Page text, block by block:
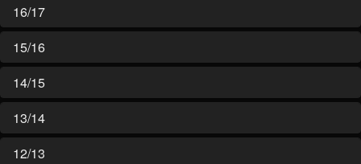
16/17
15/16
14/15
13/14
12/13